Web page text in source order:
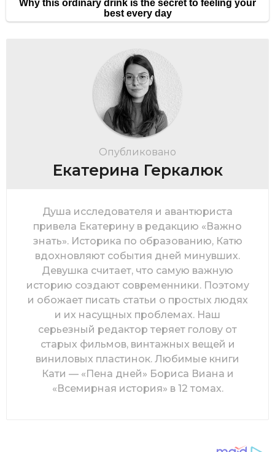
Опубликовано
Екатерина Геркалюк
Душа исследователя и авантюриста
привела Екатерину в редакцию «Важно
знать». Историка по образованию, Катю
вдохновляют события дней минувших.
Девушка считает, что самую важную
историю создают современники. Поэтому
и обожает писать статьи о простых людях
и их насущных проблемах. Наш
серьезный редактор теряет голову от
старых фильмов, винтажных вещей и
виниловых пластинок. Любимые книги
Кати — «Пена дней» Бориса Виана и
«Всемирная история» в 12 томах.